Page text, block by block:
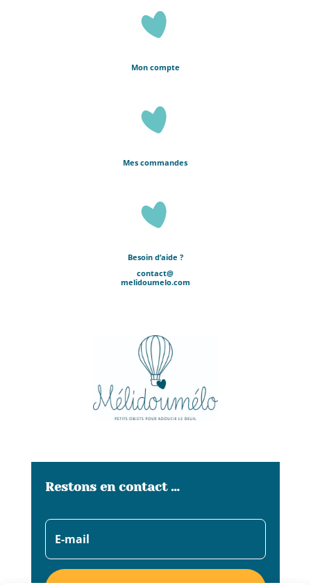
Mon compte
Mes commandes
Besoin d’aide ?
contact@
melidoumelo.com
Restons en contact …